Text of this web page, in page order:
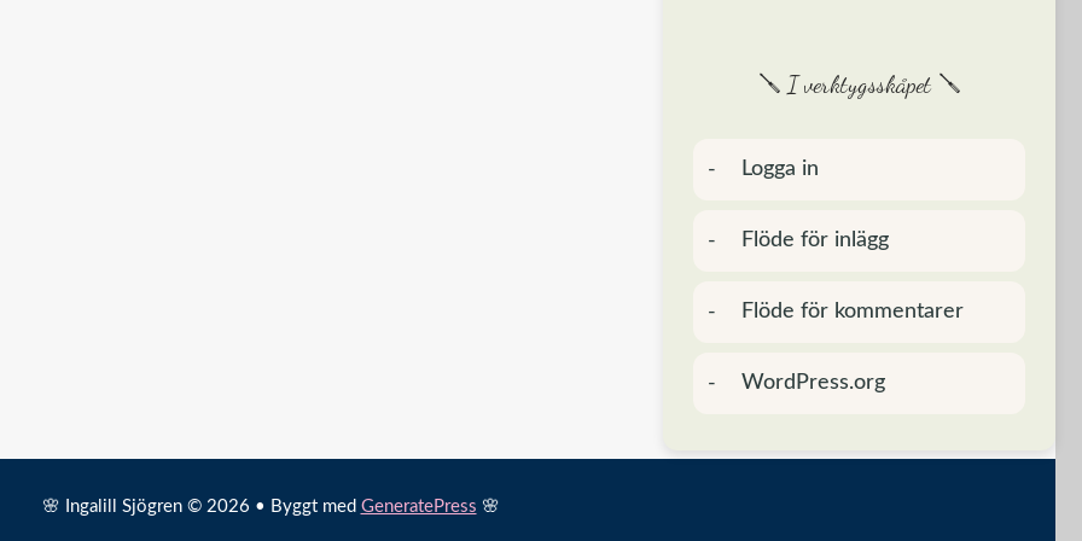
🪛 I verktygsskåpet 🪛
Logga in
Flöde för inlägg
Flöde för kommentarer
WordPress.org
🌸 Ingalill Sjögren © 2026 • Byggt med GeneratePress 🌸